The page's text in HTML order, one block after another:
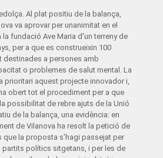
Al plat positiu de la balança,
va aprovar per unanimitat en el
la fundació Ave Maria d'un terreny de
per a que es construeixin 100
destinades a persones amb
o problemes de salut mental. La
prioritari aquest projecte innovador i,
obert tot el procediment per a que
possibilitat de rebre ajuts de la Unió
de la balança, una evidència: en
de Vilanova ha resolt la petició de
que la proposta s'hagi passejat per
polítics sitgetans, i per les de